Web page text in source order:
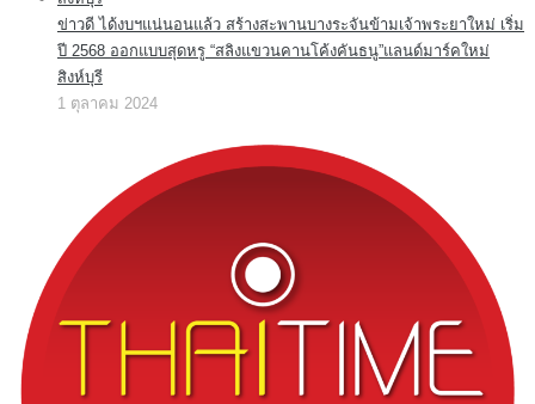
ข่าวดี ได้งบฯแน่นอนแล้ว สร้างสะพานบางระจันข้ามเจ้าพระยาใหม่ เริ่ม
ปี 2568 ออกแบบสุดหรู “สลิงแขวนคานโค้งคันธนู”แลนด์มาร์คใหม่
สิงห์บุรี
1 ตุลาคม 2024